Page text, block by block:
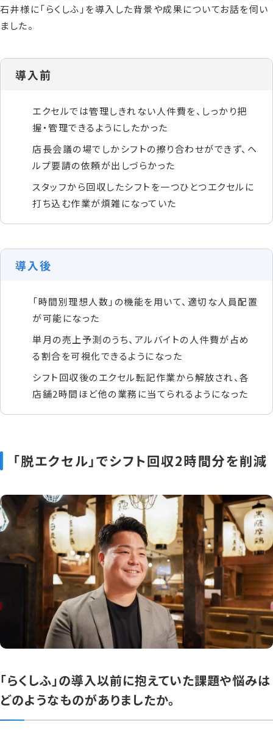
石井様に「らくしふ」を導入した背景や成果についてお話を伺い
ました。
導入前
エクセルでは管理しきれない人件費を、しっかり把
握・管理できるようにしたかった
店長会議の場でしかシフトの擦り合わせができず、ヘ
ルプ要請の依頼が出しづらかった
スタッフから回収したシフトを一つひとつエクセルに
打ち込む作業が煩雑になっていた
導入後
「時間別理想人数」の機能を用いて、適切な人員配置
が可能になった
単月の売上予測のうち、アルバイトの人件費が占め
る割合を可視化できるようになった
シフト回収後のエクセル転記作業から解放され、各
店舗2時間ほど他の業務に当てられるようになった
「脱エクセル」でシフト回収2時間分を削減
「らくしふ」の導入以前に抱えていた課題や悩みは
どのようなものがありましたか。